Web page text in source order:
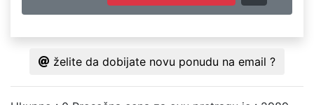
želite da dobijate novu ponudu na email ?